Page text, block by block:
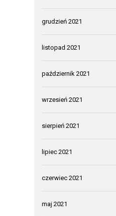
grudzień 2021
listopad 2021
październik 2021
wrzesień 2021
sierpień 2021
lipiec 2021
czerwiec 2021
maj 2021